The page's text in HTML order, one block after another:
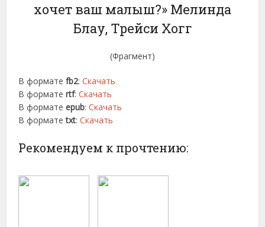
хочет ваш малыш?» Мелинда
Блау, Трейси Хогг
(Фрагмент)
В форматеfb2:Скачать
В форматеrtf:Скачать
В форматеepub:Скачать
В форматеtxt:Скачать
Рекомендуем к прочтению: